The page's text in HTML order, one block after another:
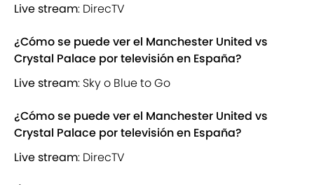
Live stream: DirecTV
¿Cómo se puede ver el Manchester United vs
Crystal Palace por televisión en España?
Live stream: Sky o Blue to Go
¿Cómo se puede ver el Manchester United vs
Crystal Palace por televisión en España?
Live stream: DirecTV